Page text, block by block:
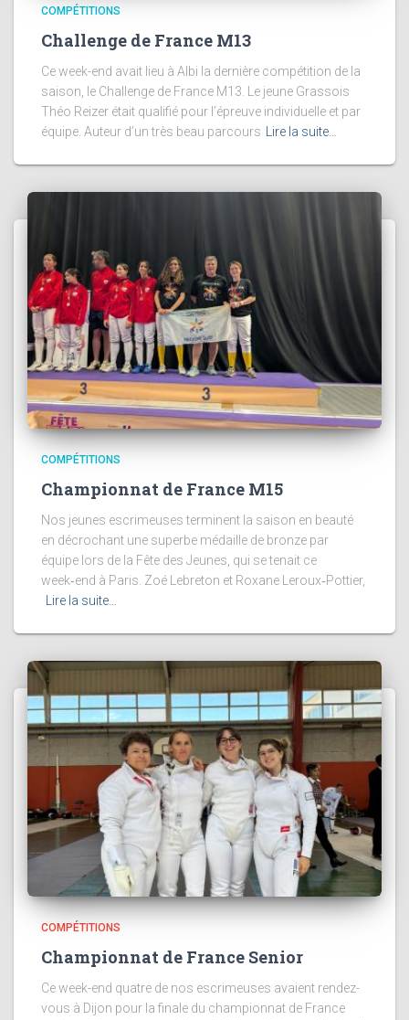
COMPÉTITIONS
Challenge de France M13
Ce week-end avait lieu à Albi la dernière compétition de la
saison, le Challenge de France M13. Le jeune Grassois
Théo Reizer était qualifié pour l’épreuve individuelle et par
équipe. Auteur d’un très beau parcours
Lire la suite…
COMPÉTITIONS
Championnat de France M15
Nos jeunes escrimeuses terminent la saison en beauté
en décrochant une superbe médaille de bronze par
équipe lors de la Fête des Jeunes, qui se tenait ce
week‑end à Paris. Zoé Lebreton et Roxane Leroux‑Pottier,
Lire la suite…
COMPÉTITIONS
Championnat de France Senior
Ce week-end quatre de nos escrimeuses avaient rendez-
vous à Dijon pour la finale du championnat de France